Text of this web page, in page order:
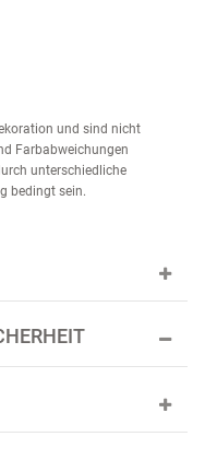
und sind nicht
Farbabweichungen
unterschiedliche
bedingt sein.